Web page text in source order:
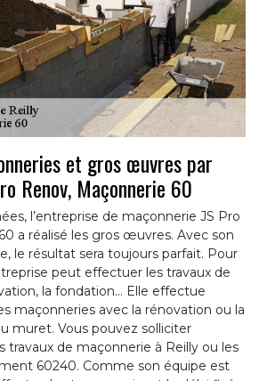
et gros œuvres par
Renov, Maçonnerie 60
l’entreprise de maçonnerie JS Pro
a réalisé les gros œuvres. Avec son
le résultat sera toujours parfait. Pour
peut effectuer les travaux de
la fondation… Elle effectue
maçonneries avec la rénovation ou la
muret. Vous pouvez solliciter
travaux de maçonnerie à Reilly ou les
60240. Comme son équipe est